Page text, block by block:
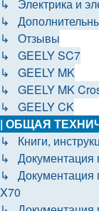
↳ Электрика и
↳
↳ Отзывы
↳ GEELY SC7
↳ GEELY MK
↳ GEELY MK
↳ GEELY CK
| ОБЩАЯ
↳ Книги,
↳ Документация
↳ Документация
X70